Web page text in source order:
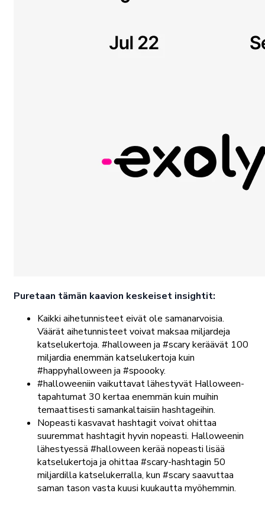
Puretaan tämän kaavion keskeiset insightit:
Kaikki aihetunnisteet eivät ole samanarvoisia.
Väärät aihetunnisteet voivat maksaa miljardeja
katselukertoja. #halloween ja #scary keräävät 100
miljardia enemmän katselukertoja kuin
#happyhalloween ja #spoooky.
#halloweeniin vaikuttavat lähestyvät Halloween-
tapahtumat 30 kertaa enemmän kuin muihin
temaattisesti samankaltaisiin hashtageihin.
Nopeasti kasvavat hashtagit voivat ohittaa
suuremmat hashtagit hyvin nopeasti. Halloweenin
lähestyessä #halloween kerää nopeasti lisää
katselukertoja ja ohittaa #scary-hashtagin 50
miljardilla katselukerralla, kun #scary saavuttaa
saman tason vasta kuusi kuukautta myöhemmin.